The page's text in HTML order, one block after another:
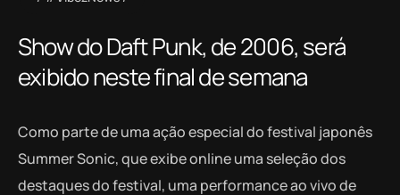
Show do Daft Punk, de 2006, será
exibido neste final de semana
Como parte de uma ação especial do festival japonês
Summer Sonic, que exibe online uma seleção dos
destaques do festival, uma performance ao vivo de